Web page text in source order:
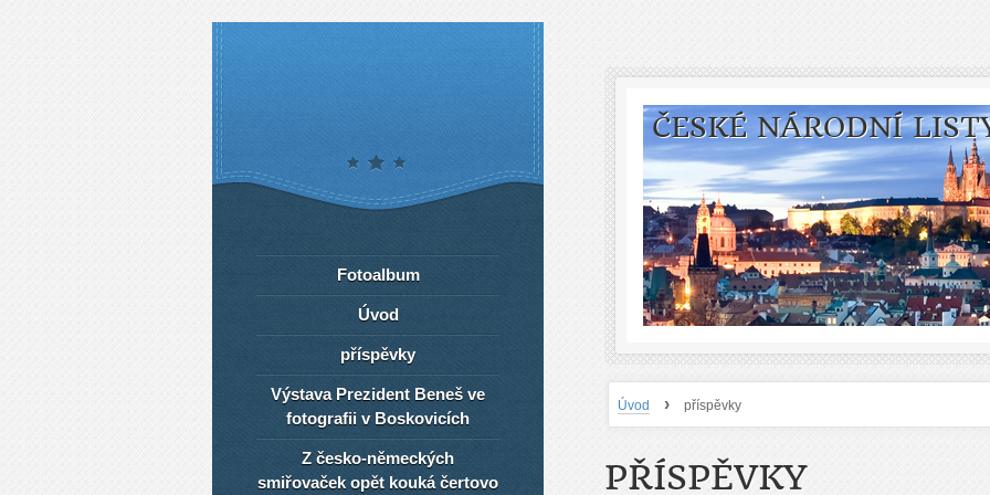
ČESKÉ NÁRODNÍ
Úvod › příspěvky
PŘÍSPĚVKY
Fotoalbum
Úvod
příspěvky
Výstava Prezident Beneš ve
fotografii v Boskovicích
Z česko-německých
smiřovaček opět kouká čertovo